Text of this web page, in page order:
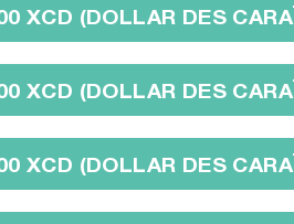
XCD (DOLLAR DES
XCD (DOLLAR DES
XCD (DOLLAR DES